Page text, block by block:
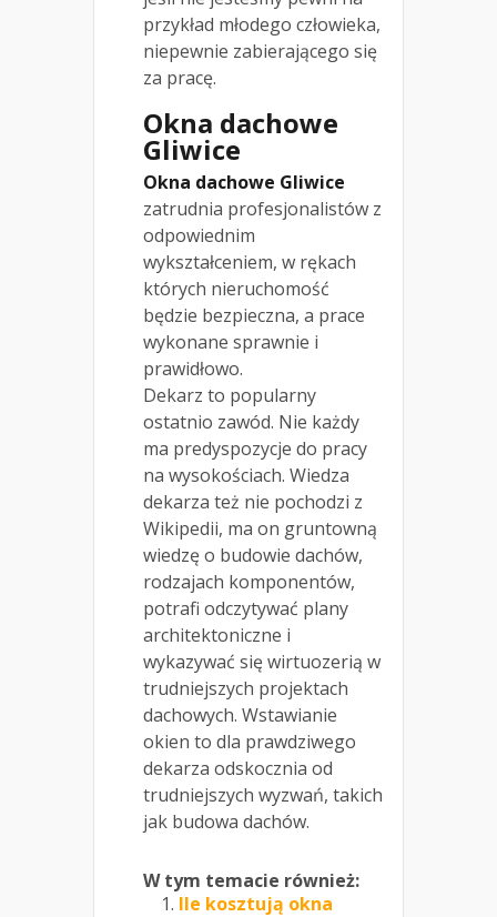
przykład młodego człowieka,
niepewnie zabierającego się
za pracę.
Okna dachowe
Gliwice
Okna dachowe Gliwice
zatrudnia profesjonalistów z
odpowiednim
wykształceniem, w rękach
których nieruchomość
będzie bezpieczna, a prace
wykonane sprawnie i
prawidłowo.
Dekarz to popularny
ostatnio zawód. Nie każdy
ma predyspozycje do pracy
na wysokościach. Wiedza
dekarza też nie pochodzi z
Wikipedii, ma on gruntowną
wiedzę o budowie dachów,
rodzajach komponentów,
potrafi odczytywać plany
architektoniczne i
wykazywać się wirtuozerią w
trudniejszych projektach
dachowych. Wstawianie
okien to dla prawdziwego
dekarza odskocznia od
trudniejszych wyzwań, takich
jak budowa dachów.
W tym temacie również:
Ile kosztują okna